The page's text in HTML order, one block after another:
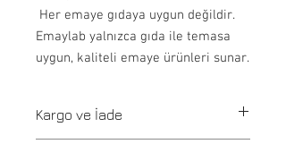
Her emaye gıdaya uygun değildir.
Emaylab yalnızca gıda ile temasa
uygun, kaliteli emaye ürünleri sunar.
Kargo ve İade